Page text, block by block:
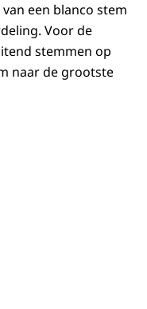
een blanco stem
Voor de
stemmen op
naar de grootste